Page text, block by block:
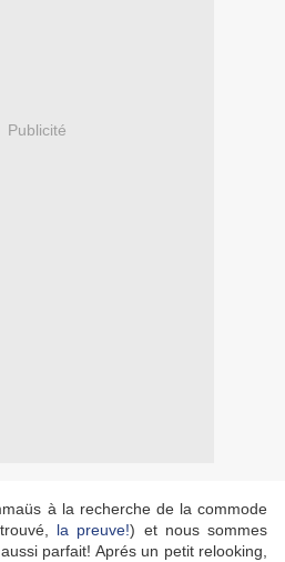
Publicité
à la recherche de la commode
la preuve!) et nous sommes
parfait! Aprés un petit relooking,